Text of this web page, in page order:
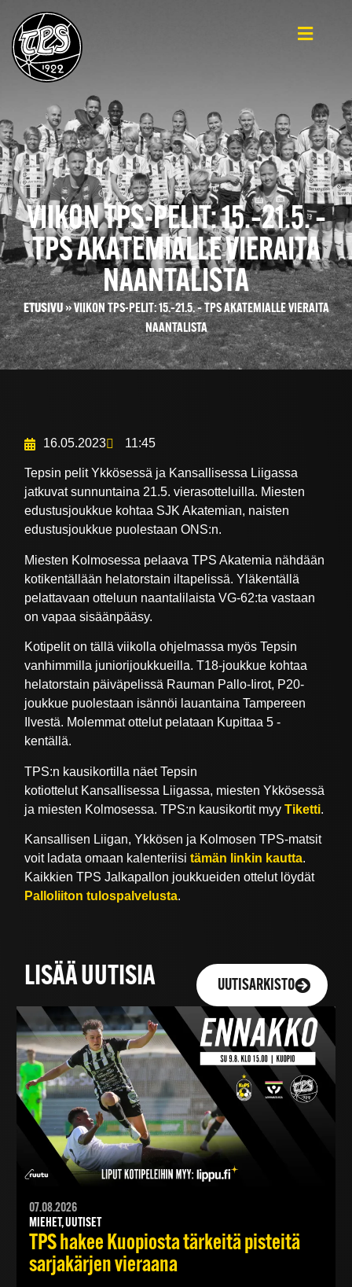
VIIKON TPS-PELIT: 15.–21.5. –
TPS AKATEMIALLE VIERAITA
NAANTALISTA
ETUSIVU»VIIKON TPS-PELIT: 15.–21.5. – TPS AKATEMIALLE VIERAITA
NAANTALISTA
16.05.2023 11:45
Tepsin pelit Ykkösessä ja Kansallisessa Liigassa
jatkuvat sunnuntaina 21.5. vierasotteluilla. Miesten
edustusjoukkue kohtaa SJK Akatemian, naisten
edustusjoukkue puolestaan ONS:n.
Miesten Kolmosessa pelaava TPS Akatemia nähdään
kotikentällään helatorstain iltapelissä. Yläkentällä
pelattavaan otteluun naantalilaista VG-62:ta vastaan
on vapaa sisäänpääsy.
Kotipelit on tällä viikolla ohjelmassa myös Tepsin
vanhimmilla juniorijoukkueilla. T18-joukkue kohtaa
helatorstain päiväpelissä Rauman Pallo-Iirot, P20-
joukkue puolestaan isännöi lauantaina Tampereen
Ilvestä. Molemmat ottelut pelataan Kupittaa 5 -
kentällä.
TPS:n kausikortilla näet Tepsin
kotiottelut Kansallisessa Liigassa, miesten Ykkösessä
ja miesten Kolmosessa. TPS:n kausikortit myyTiketti.
Kansallisen Liigan, Ykkösen ja Kolmosen TPS-matsit
voit ladata omaan kalenteriisitämän linkin kautta.
Kaikkien TPS Jalkapallon joukkueiden ottelut löydät
Palloliiton tulospalvelusta.
LISÄÄ UUTISIA UUTISARKISTO
07.08.2026
MIEHET, UUTISET
TPS hakee Kuopiosta tärkeitä pisteitä
sarjakärjen vieraana